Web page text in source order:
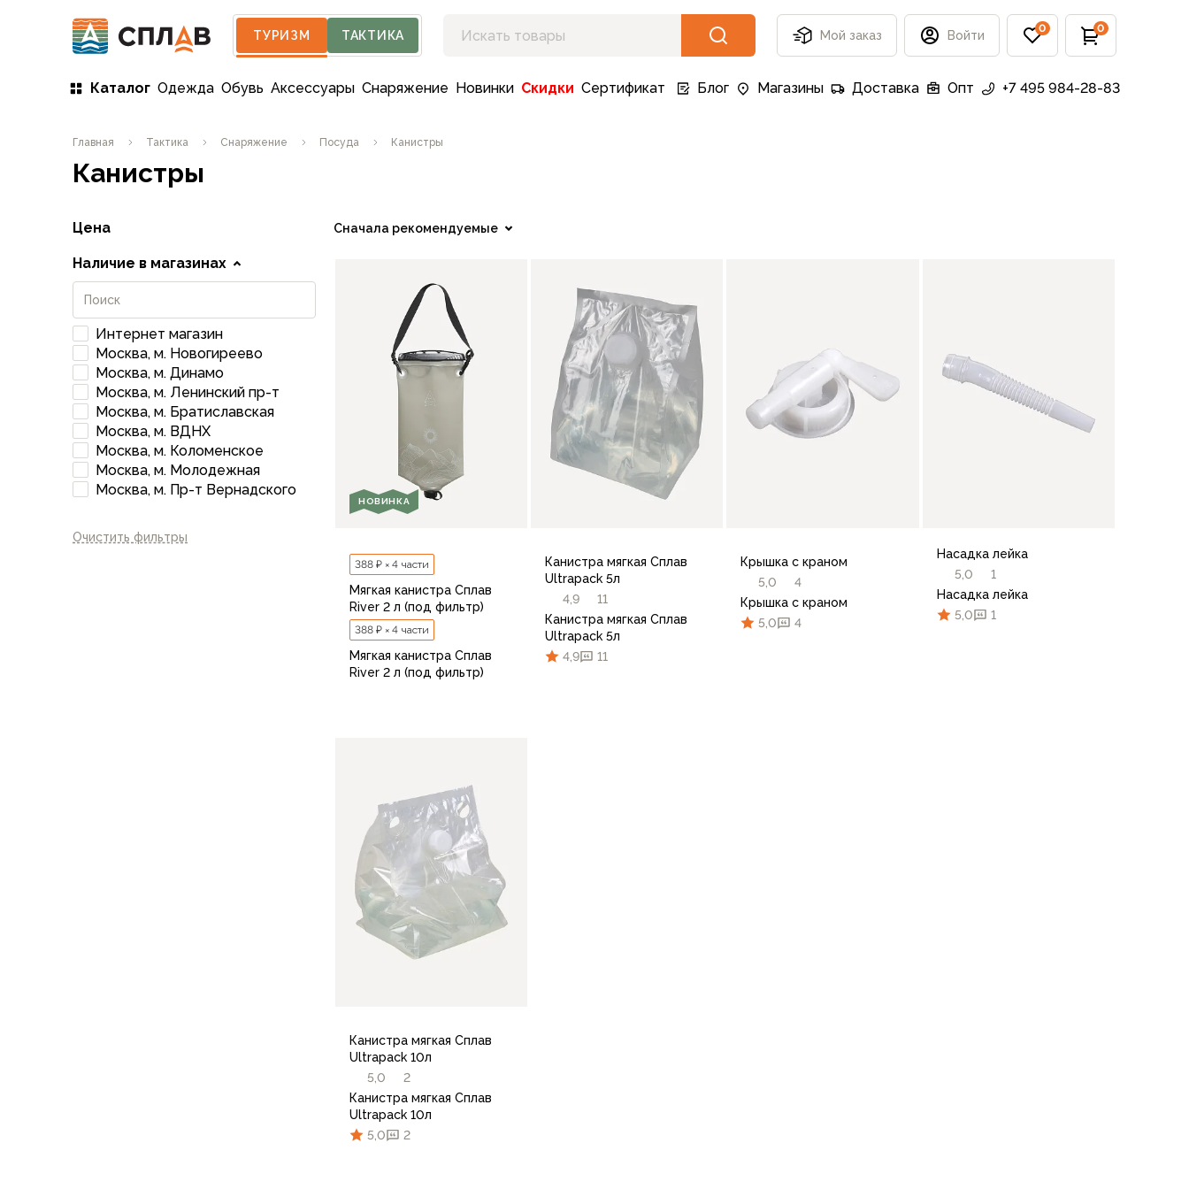
ТУРИЗМ ТАКТИКА Мой заказ Войти 0 0
Каталог
Мужская одежда
Куртки
Мембранные куртки
Флисовые куртки
Беговые и спортивные
Пончо и дождевики
Пуховые куртки
Куртки с синтетическим утеплителем
Жилеты
Брюки
Мембранные брюки
Брюки софтшелл и ветрозащита
Флисовые брюки
Беговые и спортивные
Шорты
Брюки с синтетическим утеплителем
Термофутболки
Одежда Обувь Аксессуары Снаряжение Новинки Скидки Сертификат Блог Магазины Доставка Опт +7 495 984-28-83
Главная Тактика Снаряжение Посуда Канистры
Канистры
Цена
Наличие в магазинах
Интернет магазин
Москва, м. Новогиреево
Москва, м. Динамо
Москва, м. Ленинский пр-т
Москва, м. Братиславская
Москва, м. ВДНХ
Москва, м. Коломенское
Москва, м. Молодежная
Москва, м. Пр-т Вернадского
Очистить фильтры
Сначала рекомендуемые
НОВИНКА
388 ₽ × 4 части
Мягкая канистра Сплав
River 2 л (под фильтр)
388 ₽ × 4 части
Мягкая канистра Сплав
River 2 л (под фильтр)
В корзину
Канистра мягкая Сплав
Ultrapack 5л
4,9
11
Канистра мягкая Сплав
Ultrapack 5л
4,9
11
Крышка с краном
5,0
4
Крышка с краном
5,0
4
Насадка лейка
5,0
1
Насадка лейка
5,0
1
Канистра мягкая Сплав
Ultrapack 10л
5,0
2
Канистра мягкая Сплав
Ultrapack 10л
5,0
2